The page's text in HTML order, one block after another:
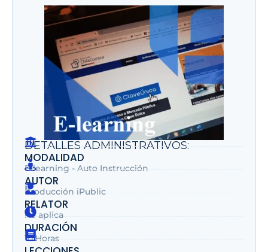
DETALLES ADMINISTRATIVOS:
MODALIDAD
E-learning - Auto Instrucción
AUTOR
Producción iPublic
RELATOR
no aplica
DURACIÓN
10 Horas